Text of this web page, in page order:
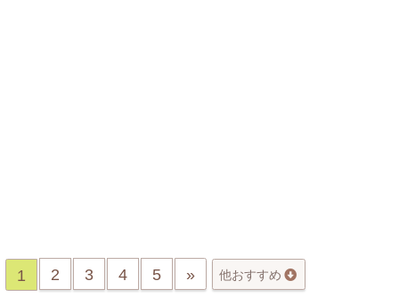
1 2 3 4 5 » 他おすすめ